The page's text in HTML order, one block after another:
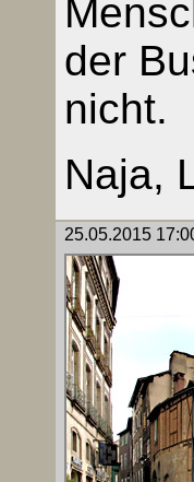
der
nicht.
Naja,
25.05.2015